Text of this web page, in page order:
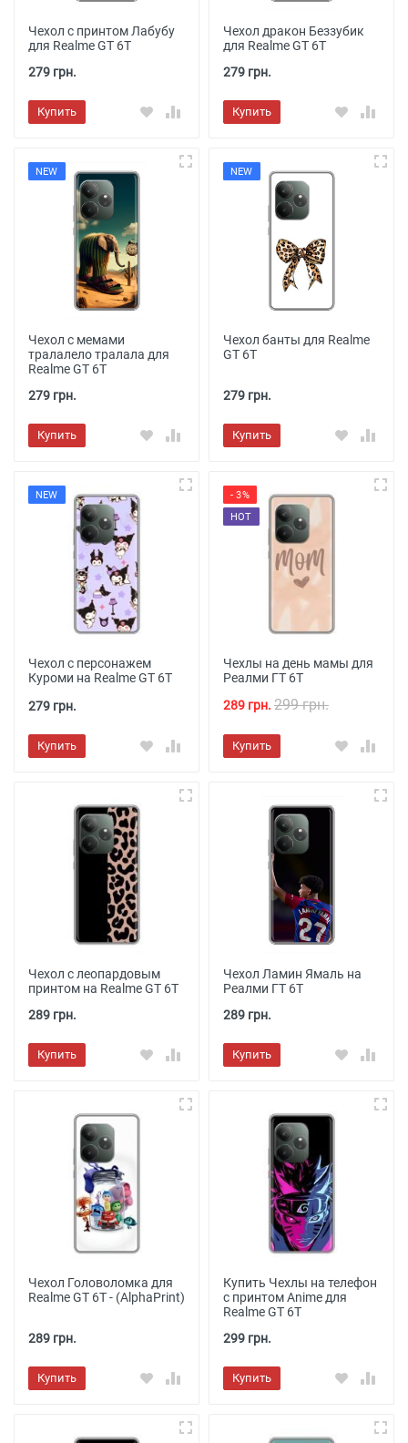
Чехол с принтом Лабубу
для Realme GT 6T
279 грн.
Купить
Чехол дракон Беззубик
для Realme GT 6T
279 грн.
Купить
NEW
Чехол с мемами
тралалело тралала для
Realme GT 6T
279 грн.
Купить
NEW
Чехол банты для Realme
GT 6T
279 грн.
Купить
NEW
Чехол с персонажем
Куроми на Realme GT 6T
279 грн.
Купить
- 3%
HOT
Чехлы на день мамы для
Реалми ГТ 6Т
289 грн. 299 грн.
Купить
Чехол с леопардовым
принтом на Realme GT 6T
289 грн.
Купить
Чехол Ламин Ямаль на
Реалми ГТ 6Т
289 грн.
Купить
Чехол Головоломка для
Realme GT 6T - (AlphaPrint)
289 грн.
Купить
Купить Чехлы на телефон
с принтом Anime для
Realme GT 6T
299 грн.
Купить